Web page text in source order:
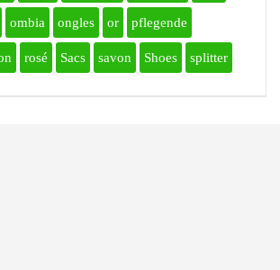
ombia ongles or pflegende
rosé Sacs savon Shoes splitter